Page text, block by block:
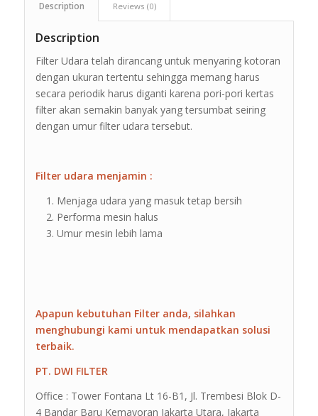
Description Reviews (0)
Description
Filter Udara telah dirancang untuk menyaring kotoran
dengan ukuran tertentu sehingga memang harus
secara periodik harus diganti karena pori-pori kertas
filter akan semakin banyak yang tersumbat seiring
dengan umur filter udara tersebut.
Filter udara menjamin :
Menjaga udara yang masuk tetap bersih
Performa mesin halus
Umur mesin lebih lama
Apapun kebutuhan Filter anda, silahkan
menghubungi kami untuk mendapatkan solusi
terbaik.
PT. DWI FILTER
Office : Tower Fontana Lt 16-B1, Jl. Trembesi Blok D-
4 Bandar Baru Kemayoran Jakarta Utara, Jakarta